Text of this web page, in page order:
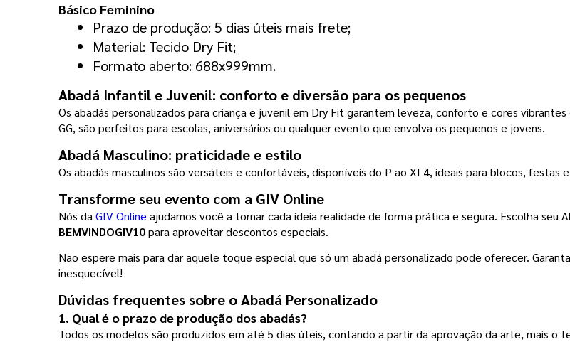
Básico Feminino
Prazo de produção: 5 dias úteis mais frete;
Material: Tecido Dry Fit;
Formato aberto: 688x999mm.
Abadá Infantil e Juvenil: conforto e diversão para os pequenos
Os abadás personalizados para criança e juvenil em Dry Fit garantem leveza, conforto e cores
GG, são perfeitos para escolas, aniversários ou qualquer evento que envolva os pequenos e jovens.
Abadá Masculino: praticidade e estilo
Os abadás masculinos são versáteis e confortáveis, disponíveis do P ao XL4, ideais para blocos, festas
Transforme seu evento com a GIV Online
Nós da GIV Online
BEMVINDOGIV10 para aproveitar descontos especiais.
Não espere mais para dar aquele toque especial que só um abadá personalizado pode oferecer.
inesquecível!
Dúvidas frequentes sobre o Abadá Personalizado
1. Qual é o prazo de produção dos abadás?
Todos os modelos são produzidos em até 5 dias úteis, contando a partir da aprovação da arte, mais o